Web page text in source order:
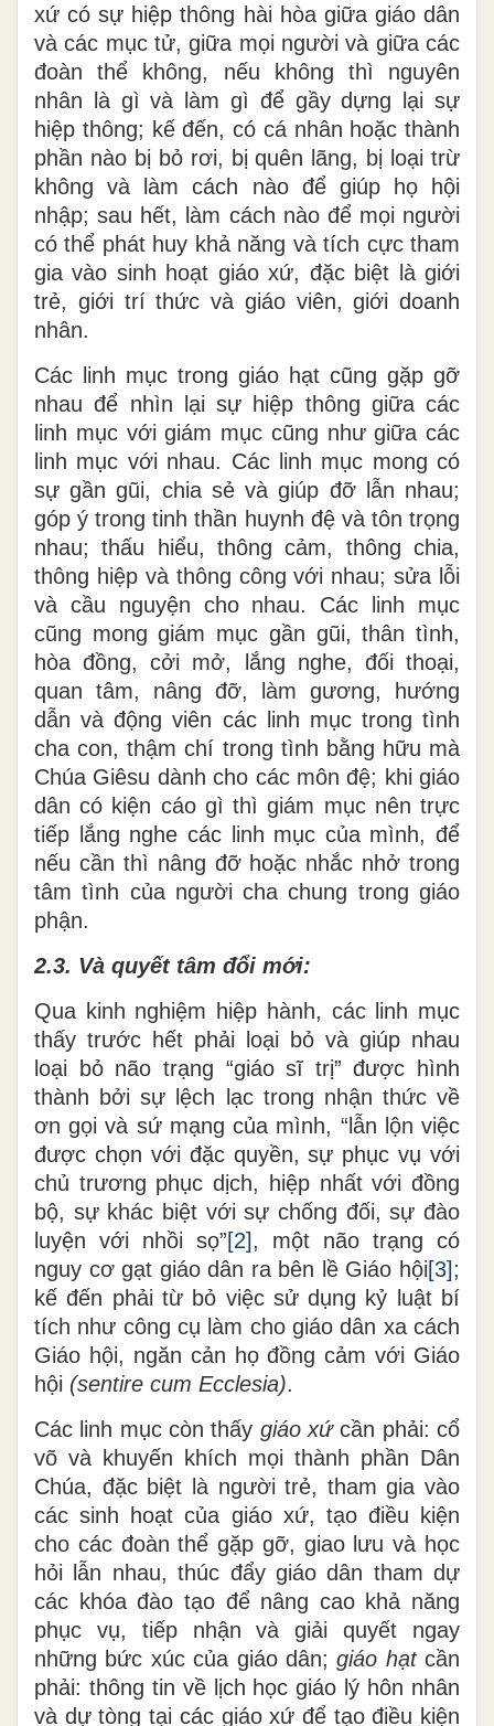
xứ có sự hiệp thông hài hòa giữa giáo dân
và các mục tử, giữa mọi người và giữa các
đoàn thể không, nếu không thì nguyên
nhân là gì và làm gì để gầy dựng lại sự
hiệp thông; kế đến, có cá nhân hoặc thành
phần nào bị bỏ rơi, bị quên lãng, bị loại trừ
không và làm cách nào để giúp họ hội
nhập; sau hết, làm cách nào để mọi người
có thể phát huy khả năng và tích cực tham
gia vào sinh hoạt giáo xứ, đặc biệt là giới
trẻ, giới trí thức và giáo viên, giới doanh
nhân.
Các linh mục trong giáo hạt cũng gặp gỡ
nhau để nhìn lại sự hiệp thông giữa các
linh mục với giám mục cũng như giữa các
linh mục với nhau. Các linh mục mong có
sự gần gũi, chia sẻ và giúp đỡ lẫn nhau;
góp ý trong tinh thần huynh đệ và tôn trọng
nhau; thấu hiểu, thông cảm, thông chia,
thông hiệp và thông công với nhau; sửa lỗi
và cầu nguyện cho nhau. Các linh mục
cũng mong giám mục gần gũi, thân tình,
hòa đồng, cởi mở, lắng nghe, đối thoại,
quan tâm, nâng đỡ, làm gương, hướng
dẫn và động viên các linh mục trong tình
cha con, thậm chí trong tình bằng hữu mà
Chúa Giêsu dành cho các môn đệ; khi giáo
dân có kiện cáo gì thì giám mục nên trực
tiếp lắng nghe các linh mục của mình, để
nếu cần thì nâng đỡ hoặc nhắc nhở trong
tâm tình của người cha chung trong giáo
phận.
2.3. Và quyết tâm đổi mới:
Qua kinh nghiệm hiệp hành, các linh mục
thấy trước hết phải loại bỏ và giúp nhau
loại bỏ não trạng “giáo sĩ trị” được hình
thành bởi sự lệch lạc trong nhận thức về
ơn gọi và sứ mạng của mình, “lẫn lộn việc
được chọn với đặc quyền, sự phục vụ với
chủ trương phục dịch, hiệp nhất với đồng
bộ, sự khác biệt với sự chống đối, sự đào
luyện với nhồi sọ”[2], một não trạng có
nguy cơ gạt giáo dân ra bên lề Giáo hội[3];
kế đến phải từ bỏ việc sử dụng kỷ luật bí
tích như công cụ làm cho giáo dân xa cách
Giáo hội, ngăn cản họ đồng cảm với Giáo
hội (sentire cum Ecclesia).
Các linh mục còn thấy giáo xứcần phải: cổ
võ và khuyến khích mọi thành phần Dân
Chúa, đặc biệt là người trẻ, tham gia vào
các sinh hoạt của giáo xứ, tạo điều kiện
cho các đoàn thể gặp gỡ, giao lưu và học
hỏi lẫn nhau, thúc đẩy giáo dân tham dự
các khóa đào tạo để nâng cao khả năng
phục vụ, tiếp nhận và giải quyết ngay
những bức xúc của giáo dân;giáo hạt cần
phải: thông tin về lịch học giáo lý hôn nhân
và dự tòng tại các giáo xứ để tạo điều kiện